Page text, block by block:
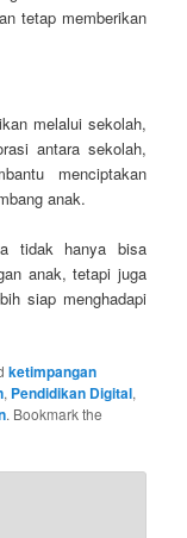
tetap memberikan
melalui sekolah,
antara sekolah,
menciptakan
anak.
tidak hanya bisa
anak, tetapi juga
siap menghadapi
ketimpangan
, Pendidikan Digital,
. Bookmark the